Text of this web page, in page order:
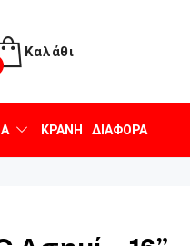
Καλάθι
ΚΡΆΝΗ ΔΙΆΦΟΡΑ